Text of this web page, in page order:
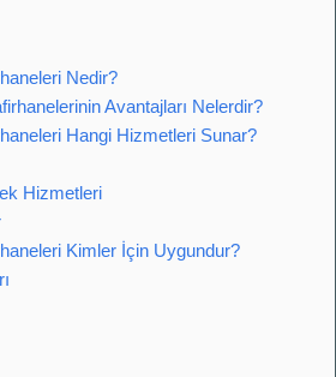
Nedir?
Avantajları Nelerdir?
Hangi Hizmetleri Sunar?
Hizmetleri
Kimler İçin Uygundur?